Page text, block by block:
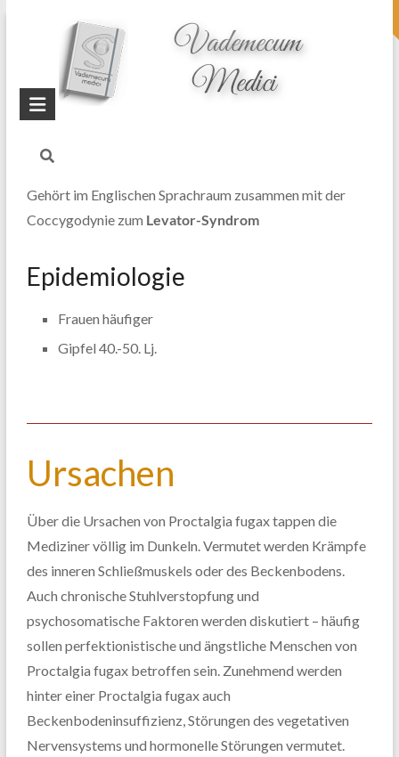
topheader
Startseite
Blog
Proctalgia fugax
Gehört im Englischen Sprachraum zusammen mit der
Coccygodynie zum Levator-Syndrom
Epidemiologie
Frauen häufiger
Gipfel 40.-50. Lj.
Ursachen
Über die Ursachen von Proctalgia fugax tappen die
Mediziner völlig im Dunkeln. Vermutet werden Krämpfe
des inneren Schließmuskels oder des Beckenbodens.
Auch chronische Stuhlverstopfung und
psychosomatische Faktoren werden diskutiert – häufig
sollen perfektionistische und ängstliche Menschen von
Proctalgia fugax betroffen sein. Zunehmend werden
hinter einer Proctalgia fugax auch
Beckenbodeninsuffizienz, Störungen des vegetativen
Nervensystems und hormonelle Störungen vermutet.